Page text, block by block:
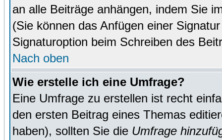
an alle Beiträge anhängen, indem Sie
(Sie können das Anfügen einer
Signaturoption beim Schreiben des
Nach oben
Wie erstelle ich eine Umfrage?
Eine Umfrage zu erstellen ist recht
den ersten Beitrag eines Themas
haben), sollten Sie die Umfrage